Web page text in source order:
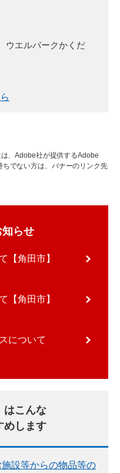
ウエルパークかくだ
、Adobe社が提供するAdobe
でない方は、バナーのリンク先
らせ
【角田市】
【角田市】
について
はこんな
めします
設等からの物品等の